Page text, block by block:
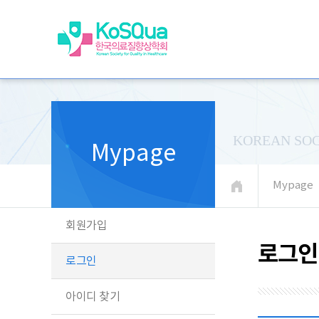
KOREAN
Mypage
Mypage
회원가입
로그인
아이디 찾기
로그인